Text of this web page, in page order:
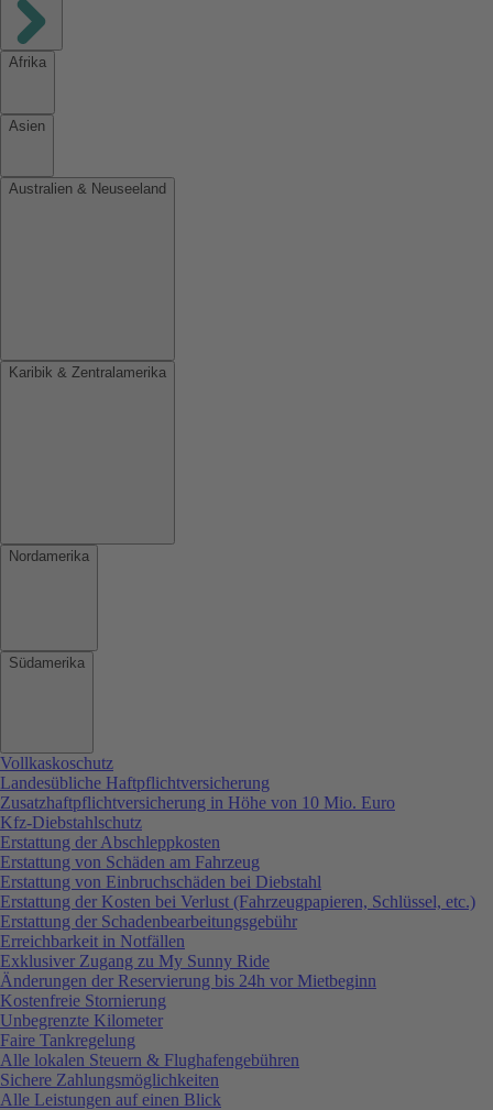
Afrika
Asien
Australien & Neuseeland
Karibik & Zentralamerika
Nordamerika
Südamerika
Vollkaskoschutz
Landesübliche Haftpflichtversicherung
Zusatzhaftpflichtversicherung in Höhe von 10 Mio. Euro
Kfz-Diebstahlschutz
Erstattung der Abschleppkosten
Erstattung von Schäden am Fahrzeug
Erstattung von Einbruchschäden bei Diebstahl
Erstattung der Kosten bei Verlust (Fahrzeugpapieren, Schlüssel, etc.)
Erstattung der Schadenbearbeitungsgebühr
Erreichbarkeit in Notfällen
Exklusiver Zugang zu My Sunny Ride
Änderungen der Reservierung bis 24h vor Mietbeginn
Kostenfreie Stornierung
Unbegrenzte Kilometer
Faire Tankregelung
Alle lokalen Steuern & Flughafengebühren
Sichere Zahlungsmöglichkeiten
Alle Leistungen auf einen Blick